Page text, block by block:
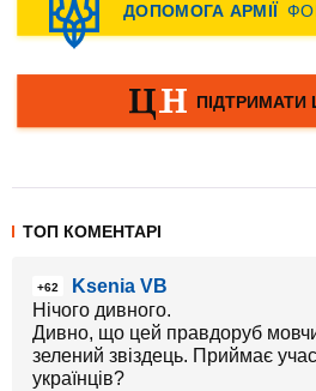
ТОП КОМЕНТАРІ
+62
Ksenia VB
Нічого дивного.
Дивно, що цей правдоруб
зелений звіздець. Приймає
українців?